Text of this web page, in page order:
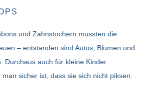
und Zahnstochern mussten die
– entstanden sind Autos, Blumen und
Durchaus auch für kleine Kinder
sicher ist, dass sie sich nicht piksen.